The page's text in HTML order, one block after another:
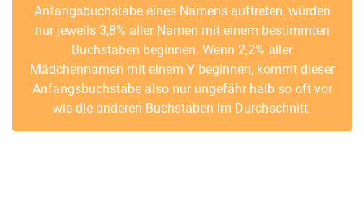
Anfangsbuchstabe eines Namens auftreten, würden
nur jeweils 3,8% aller Namen mit einem bestimmten
Buchstaben beginnen. Wenn 2,2% aller
Mädchennamen mit einem Y beginnen, kommt dieser
Anfangsbuchstabe also nur ungefähr halb so oft vor
wie die anderen Buchstaben im Durchschnitt.